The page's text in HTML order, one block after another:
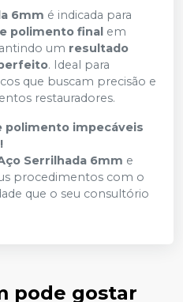
6mm é indicada para
polimento final em
um resultado
. Ideal para
que buscam precisão e
restauradores.
polimento impecáveis
Serrilhada 6mm e
procedimentos com o
que o seu consultório
pode gostar